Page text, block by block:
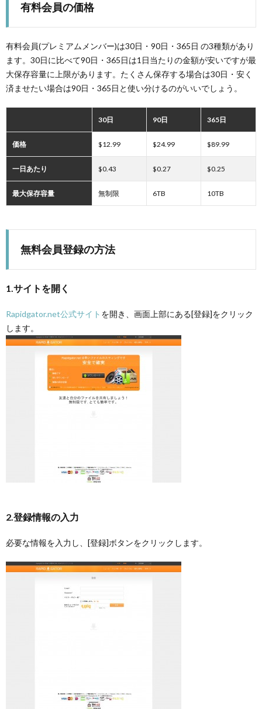
有料会員の価格
有料会員(プレミアムメンバー)は30日・90日・365日 の3種類があり
ます。30日に比べて90日・365日は1日当たりの金額が安いですが最
大保存容量に上限があります。たくさん保存する場合は30日・安く
済ませたい場合は90日・365日と使い分けるのがいいでしょう。
30日 90日 365日
価格 $12.99 $24.99 $89.99
一日あたり $0.43 $0.27 $0.25
最大保存容量 無制限 6TB 10TB
無料会員登録の方法
1.サイトを開く
Rapidgator.net公式サイト を開き、画面上部にある[登録]をクリック
します。
2.登録情報の入力
必要な情報を入力し、[登録]ボタンをクリックします。